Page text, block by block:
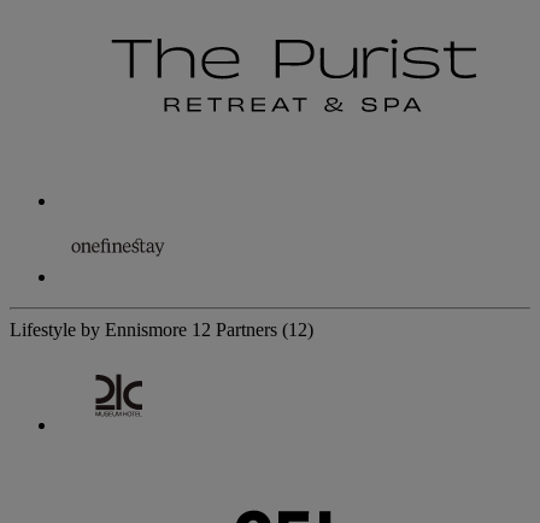
Lifestyle by Ennismore 12 Partners (12)